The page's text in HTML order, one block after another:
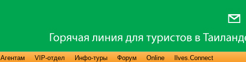
Агентам VIP-отдел Инфо-туры Форум Online Ilves.Connect